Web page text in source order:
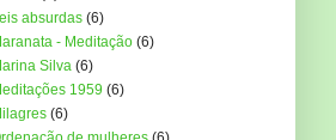
absurdas (6)
- Meditação (6)
Silva (6)
1959 (6)
(6)